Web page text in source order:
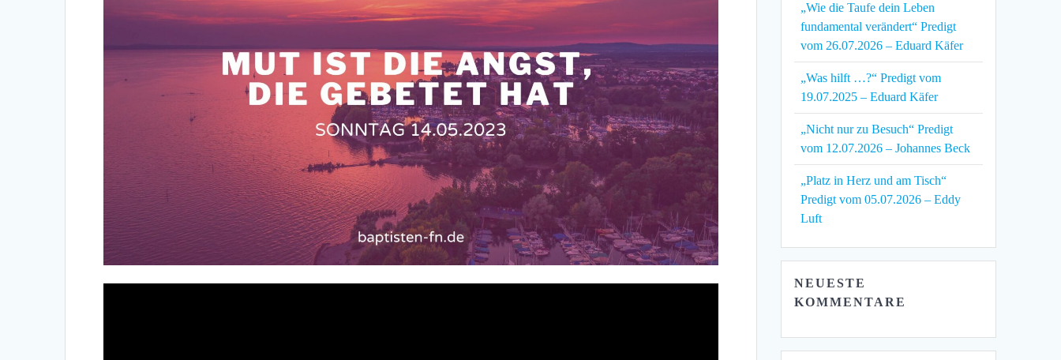
„Wie die Taufe dein Leben
fundamental verändert“ Predigt
vom 26.07.2026 – Eduard Käfer
„Was hilft …?“ Predigt vom
19.07.2025 – Eduard Käfer
„Nicht nur zu Besuch“ Predigt
vom 12.07.2026 – Johannes Beck
„Platz in Herz und am Tisch“
Predigt vom 05.07.2026 – Eddy
Luft
NEUESTE
KOMMENTARE